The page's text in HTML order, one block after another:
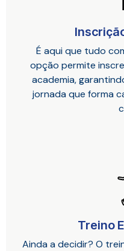
É aqui que tudo
opção permite
academia,
jornada que forma
Treino
Ainda a decidir? O